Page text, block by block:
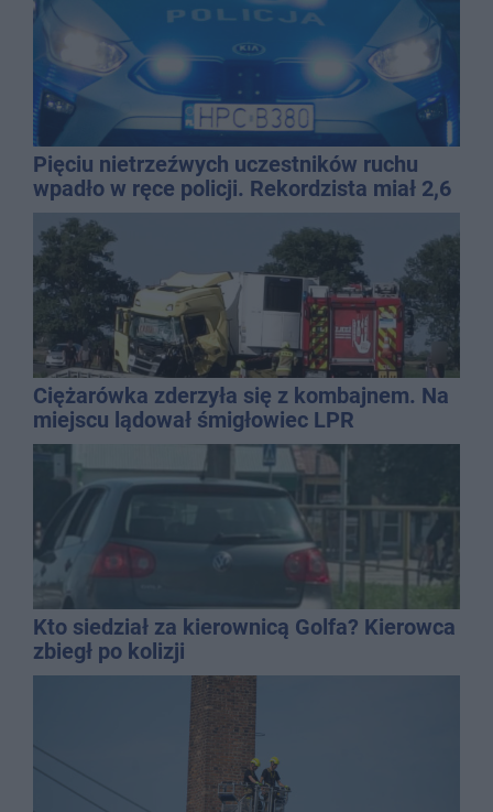
Pięciu nietrzeźwych uczestników ruchu
wpadło w ręce policji. Rekordzista miał 2,6
promila
Ciężarówka zderzyła się z kombajnem. Na
miejscu lądował śmigłowiec LPR
Kto siedział za kierownicą Golfa? Kierowca
zbiegł po kolizji